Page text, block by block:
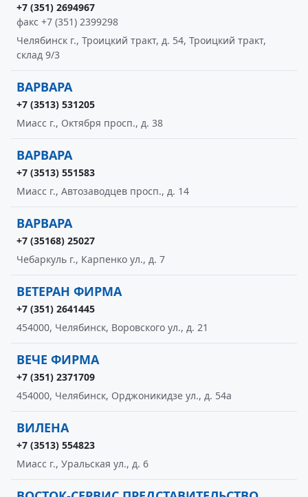
+7 (351) 2694967
факс +7 (351) 2399298
Челябинск г., Троицкий тракт, д. 54, Троицкий тракт,
склад 9/3
ВАРВАРА
+7 (3513) 531205
Миасс г., Октября просп., д. 38
ВАРВАРА
+7 (3513) 551583
Миасс г., Автозаводцев просп., д. 14
ВАРВАРА
+7 (35168) 25027
Чебаркуль г., Карпенко ул., д. 7
ВЕТЕРАН ФИРМА
+7 (351) 2641445
454000, Челябинск, Воровского ул., д. 21
ВЕЧЕ ФИРМА
+7 (351) 2371709
454000, Челябинск, Орджоникидзе ул., д. 54а
ВИЛЕНА
+7 (3513) 554823
Миасс г., Уральская ул., д. 6